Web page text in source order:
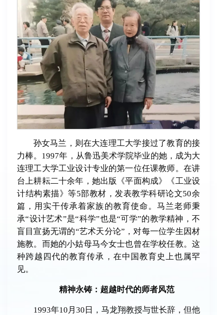
孙女马兰，则在大连理工大学接过了教育的接
力棒。1997年，从鲁迅美术学院毕业的她，成为大
连理工大学工业设计专业的第一位任课教师。在讲
台上耕耘二十余年，她出版《平面构成》《工业设
计结构素描》等5部教材，发表教学科研论文50余
篇，用实干传承着家族的教育使命。马兰老师秉
承“设计艺术”是“科学”也是“可学”的教学精神，不
盲目宣扬无谓的“艺术天分论”，对每一位学生因材
施教。而她的小姑母马今女士也曾在学校任教。这
种跨越四代的教育传承，在中国教育史上也属罕
见。
精神永铸：超越时代的师者风范
1993年10月30日，马龙翔教授与世长辞，但他